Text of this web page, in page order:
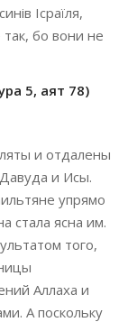
Ісраїля,
бо вони не
5, аят 78)
и отдалены
и Исы.
упрямо
стала ясна им.
того,
Аллаха и
А поскольку